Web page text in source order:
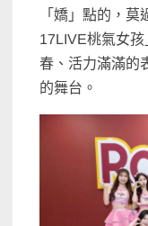
「嬌」點的，
17LIVE桃氣女
春、活力滿滿的
的舞台。